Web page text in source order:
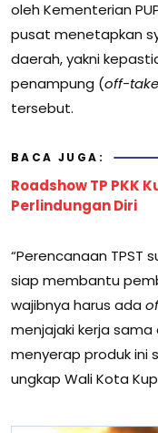
oleh Kementerian
pusat menetapkan
daerah, yakni
penampung (off-
tersebut.
BACA JUGA:
Roadshow TP PKK
Perlindungan Diri
“Perencanaan TPST
siap membantu
wajibnya harus ada
menjajaki kerja sama
menyerap produk ini
ungkap Wali Kota